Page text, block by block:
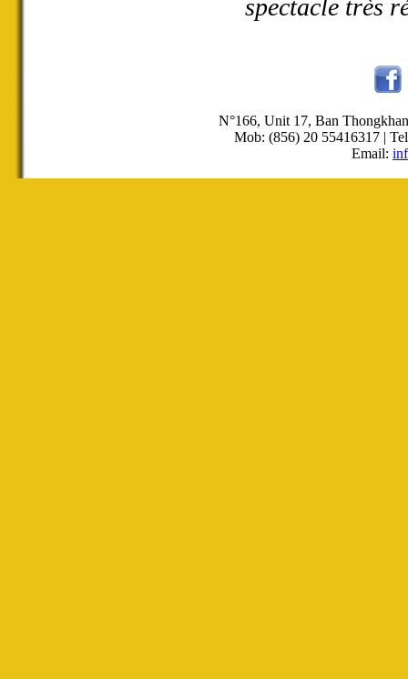
spectacle très
N°166, Unit 17, Ban
Mob: (856) 20 55416317 |
Email: